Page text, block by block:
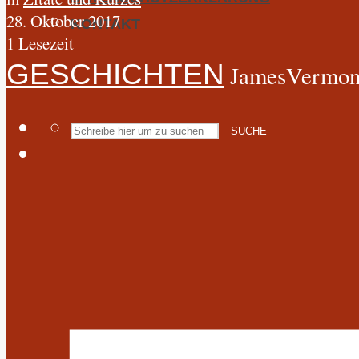
KONTAKT
GESCHICHTEN
SUCHE
28. Oktober 2017
1 Lesezeit